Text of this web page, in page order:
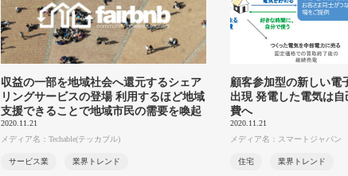
収益の一部を地域社会へ還元するシェア
リングサービスの登場 利用するほど地域
支援できることで地域市民の需要を喚起
2020.11.21
メディア名：Techable(テッカブル)
サービス業 業界トレンド
顧客参加型の新しい電
出現 発電した電気は
費へ
2020.11.21
メディア名：スマートジャパン
住宅 業界トレンド